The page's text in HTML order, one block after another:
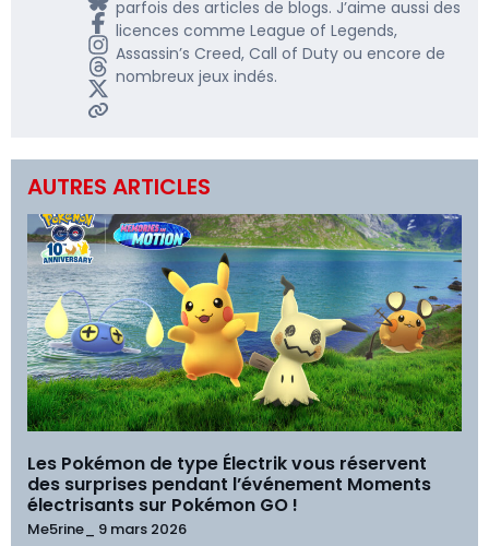
parfois des articles de blogs. J’aime aussi des
licences comme League of Legends,
Assassin’s Creed, Call of Duty ou encore de
nombreux jeux indés.
AUTRES ARTICLES
Les Pokémon de type Électrik vous réservent
des surprises pendant l’événement Moments
électrisants sur Pokémon GO !
Me5rine_ 9 mars 2026